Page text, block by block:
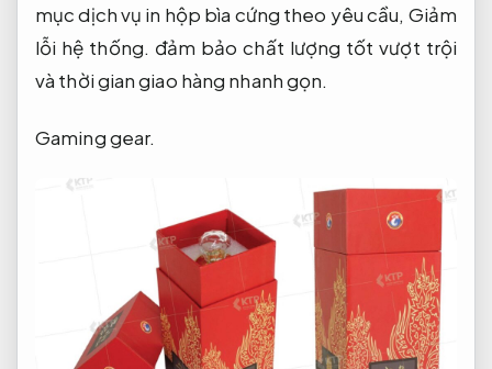
mục dịch vụ in hộp bìa cứng theo yêu cầu, Giảm
lỗi hệ thống. đảm bảo chất lượng tốt vượt trội
và thời gian giao hàng nhanh gọn.
Gaming gear.